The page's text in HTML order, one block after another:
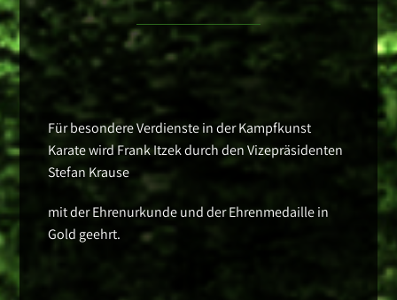
Für besondere Verdienste in der Kampfkunst
Karate wird Frank Itzek durch den Vizepräsidenten
Stefan Krause
mit der Ehrenurkunde und der Ehrenmedaille in
Gold geehrt.